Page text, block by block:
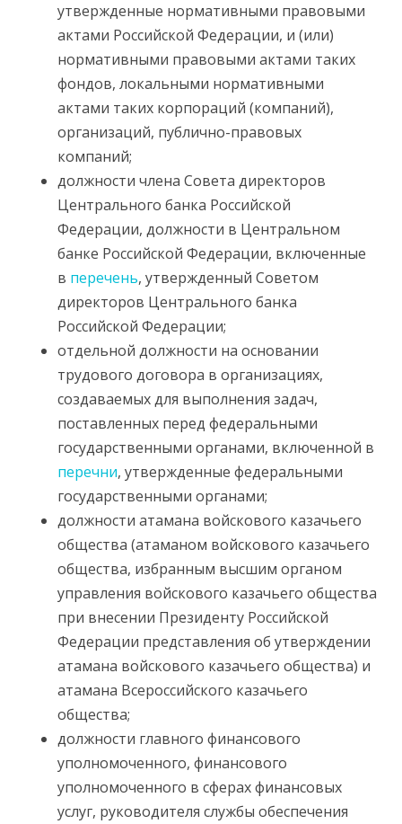
утвержденные нормативными правовыми
актами Российской Федерации, и (или)
нормативными правовыми актами таких
фондов, локальными нормативными
актами таких корпораций (компаний),
организаций, публично-правовых
компаний;
должности члена Совета директоров
Центрального банка Российской
Федерации, должности в Центральном
банке Российской Федерации, включенные
в перечень, утвержденный Советом
директоров Центрального банка
Российской Федерации;
отдельной должности на основании
трудового договора в организациях,
создаваемых для выполнения задач,
поставленных перед федеральными
государственными органами, включенной в
перечни, утвержденные федеральными
государственными органами;
должности атамана войскового казачьего
общества (атаманом войскового казачьего
общества, избранным высшим органом
управления войскового казачьего общества
при внесении Президенту Российской
Федерации представления об утверждении
атамана войскового казачьего общества) и
атамана Всероссийского казачьего
общества;
должности главного финансового
уполномоченного, финансового
уполномоченного в сферах финансовых
услуг, руководителя службы обеспечения